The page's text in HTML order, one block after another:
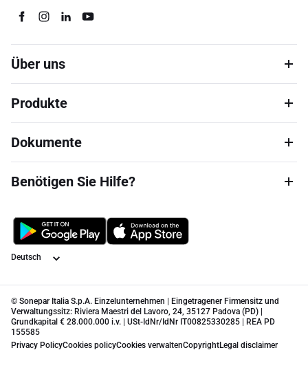
Über uns
Produkte
Dokumente
Benötigen Sie Hilfe?
Sprache
© Sonepar Italia S.p.A. Einzelunternehmen | Eingetragener Firmensitz und
Verwaltungssitz: Riviera Maestri del Lavoro, 24, 35127 Padova (PD) |
Grundkapital € 28.000.000 i.v. | USt-IdNr/IdNr IT00825330285 | REA PD
155585
Privacy PolicyCookies policyCookies verwaltenCopyrightLegal disclaimer